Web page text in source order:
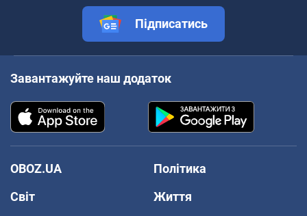
Підписатись
Завантажуйте наш додаток
OBOZ.UA
Політика
Світ
Життя